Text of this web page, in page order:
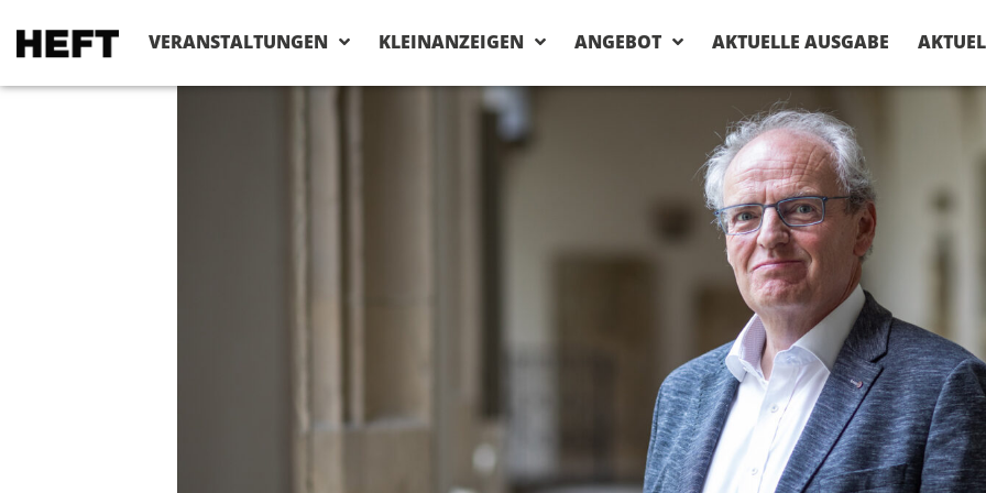
VERANSTALTUNGEN KLEINANZEIGEN ANGEBOT AKTUELLE AUSGABE